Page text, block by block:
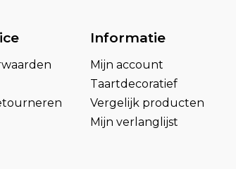
Informatie
Mijn account
Taartdecoratief
Vergelijk producten
Mijn verlanglijst